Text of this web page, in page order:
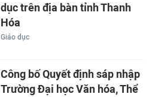
dục trên địa bàn tỉnh Thanh
Hóa
Giáo dục
Công bố Quyết định sáp nhập
Trường Đại học Văn hóa, Thể